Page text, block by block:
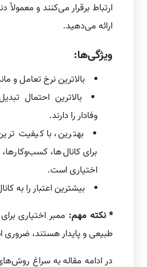
ارتباط برقرار می‌کنند و
ارائه می‌دهید.
ویژگی‌ها:
بالاترین نرخ تعامل و
بالاترین احتمال
وفادار را دارند.
بهترین، با کیفیت
برای کانال‌ها،
اختیاری است.
بیشترین اعتبار را به
* نکته مهم: ممبر اختیاری
طبیعی و پایدار هستند،
در ادامه مقاله به سراغ